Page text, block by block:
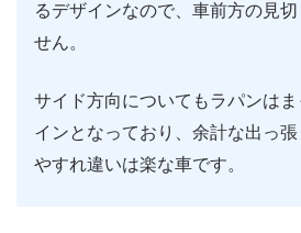
るデザインなので、車前方の見
せん。
サイド方向についてもラパンは
インとなっており、余計な出っ
やすれ違いは楽な車です。